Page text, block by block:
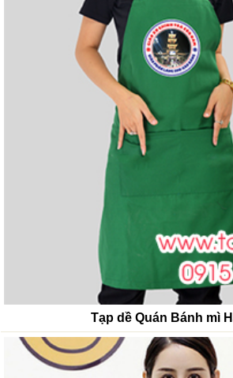
Tạp dề Quán Bánh mì